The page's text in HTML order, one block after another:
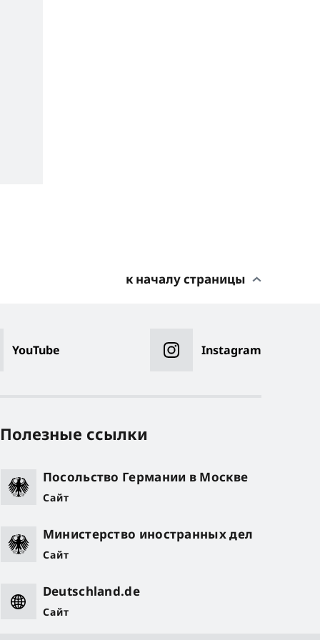
к началу страницы
YouTube Instagram
Полезные ссылки
Посольство Германии в Москве
Сайт
Министерство иностранных дел
Сайт
Deutschland.de
Сайт